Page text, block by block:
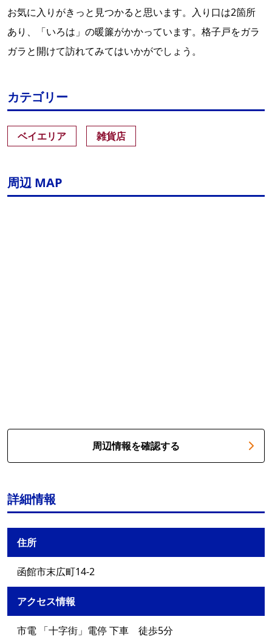
お気に入りがきっと見つかると思います。入り口は2箇所
あり、「いろは」の暖簾がかかっています。格子戸をガラ
ガラと開けて訪れてみてはいかがでしょう。
カテゴリー
ベイエリア 雑貨店
周辺 MAP
周辺情報を確認する
詳細情報
住所
函館市末広町14-2
アクセス情報
市電 「十字街」電停 下車 徒歩5分